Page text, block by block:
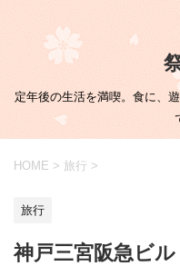
定年後の生活を満喫。食に、
HOME > 旅行 >
旅行
神戸三宮阪急ビル